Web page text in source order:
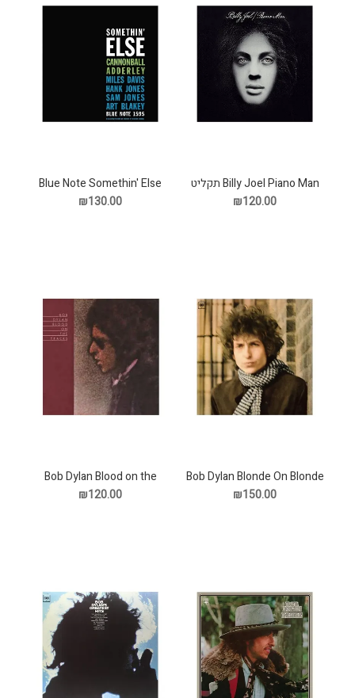
Billy Joel Piano Man תקליט
₪120.00
Blue Note Somethin' Else
Classic תקליט
₪130.00
Bob Dylan Blonde On Blonde
תקליט
₪150.00
Bob Dylan Blood on the
Tracks תקליט
₪120.00